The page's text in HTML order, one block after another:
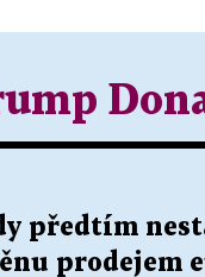
předtím
prodejem